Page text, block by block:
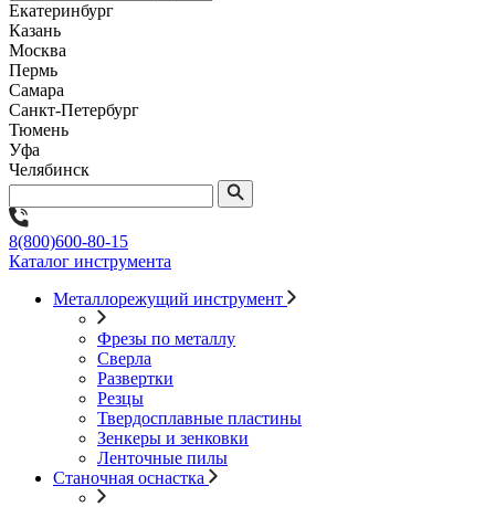
Екатеринбург
Казань
Москва
Пермь
Самара
Санкт-Петербург
Тюмень
Уфа
Челябинск
8(800)600-80-15
Каталог инструмента
Металлорежущий инструмент
Фрезы по металлу
Сверла
Развертки
Резцы
Твердосплавные пластины
Зенкеры и зенковки
Ленточные пилы
Станочная оснастка